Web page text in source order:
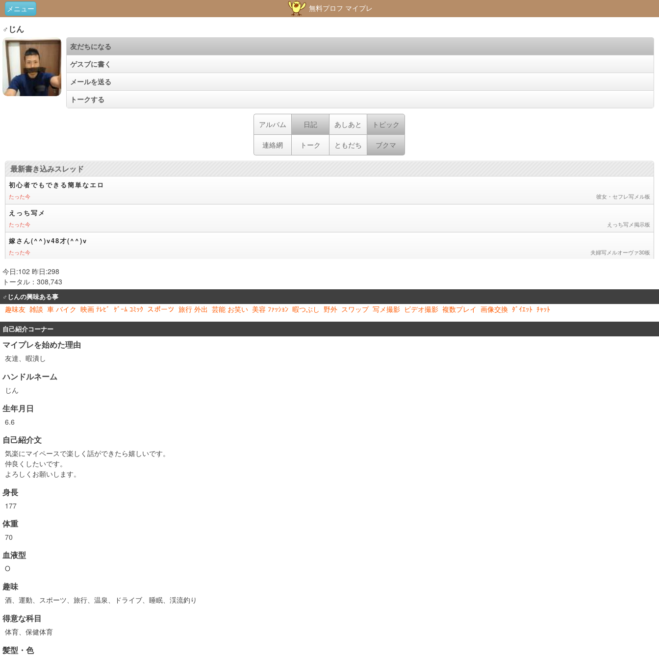
メニュー 無料プロフ マイプレ
♂じん
友だちになる
ゲスブに書く
メールを送る
トークする
アルバム 日記 あしあと トピック
連絡網 トーク ともだち ブクマ
今日:102 昨日:298
トータル：308,743
♂じんの興味ある事
趣味友 雑談 車 バイク 映画 ﾃﾚﾋﾞ ｹﾞｰﾑ ｺﾐｯｸ スポーツ 旅行 外出 芸能 お笑い 美容 ﾌｧｯｼｮﾝ 暇つぶし 野外 スワップ 写メ撮影 ビデオ撮影 複数プレイ 画像交換 ﾀﾞｲｴｯﾄ ﾁｬｯﾄ
自己紹介コーナー
マイプレを始めた理由
友達、暇潰し
ハンドルネーム
じん
生年月日
6.6
自己紹介文
気楽にマイペースで楽しく話ができたら嬉しいです。
仲良くしたいです。
よろしくお願いします。
身長
177
体重
70
血液型
O
趣味
酒、運動、スポーツ、旅行、温泉、ドライブ、睡眠、渓流釣り
得意な科目
体育、保健体育
髪型・色